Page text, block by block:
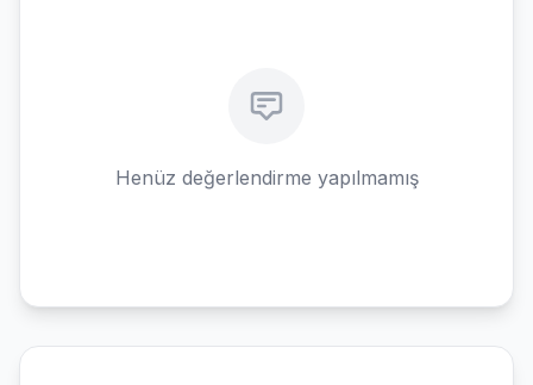
Henüz değerlendirme yapılmamış